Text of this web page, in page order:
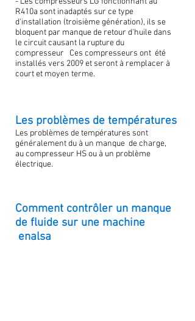
R410a sont inadaptés sur ce type
d'installation (troisième génération), ils se
bloquent par manque de retour d'huile dans
le circuit causant la rupture du
compresseur Ces compresseurs ont été
installés vers 2009 et seront à remplacer à
court et moyen terme.
Les problèmes de températures
Les problèmes de températures sont
généralement du à un manque de charge,
au compresseur HS ou à un problème
électrique.
Comment contrôler un manque
de fluide sur une machine
enalsa